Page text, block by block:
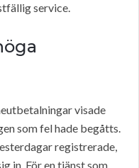
service.
visade
som fel hade begåtts.
registrerade,
in. För en tjänst som